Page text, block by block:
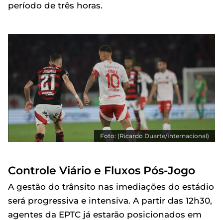
período de três horas.
Foto: (Ricardo Duarte/Internacional)
Controle Viário e Fluxos Pós-Jogo
A gestão do trânsito nas imediações do estádio
será progressiva e intensiva. A partir das 12h30,
agentes da EPTC já estarão posicionados em